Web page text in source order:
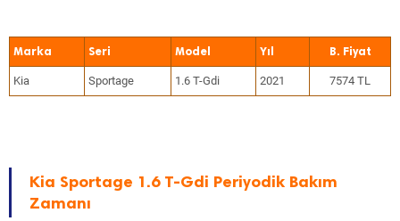
Marka Seri Model Yıl
Kia Sportage 1.6 T-Gdi 2021 7574 TL
Kia Sportage 1.6 T-Gdi Periyodik Bakım
Zamanı